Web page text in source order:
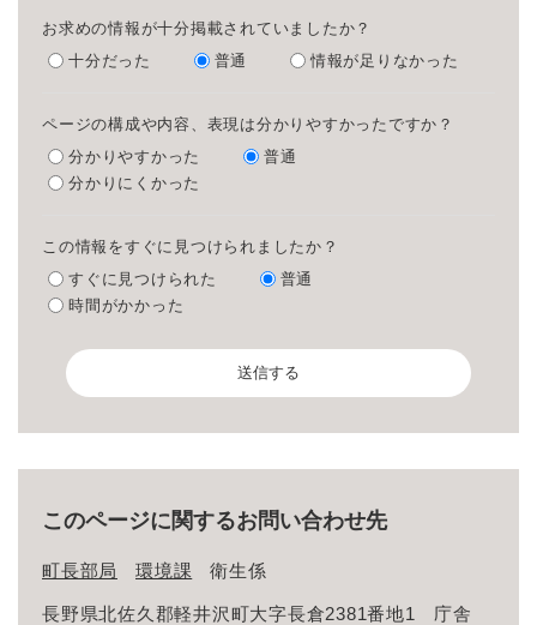
お求めの情報が十分掲載されていましたか？
十分だった
普通 情報が足りなかった
ページの構成や内容、表現は分かりやすかったですか？
分かりやすかった
普通
分かりにくかった
この情報をすぐに見つけられましたか？
すぐに見つけられた
普通
時間がかかった
このページに関するお問い合わせ先
町長部局 環境課 衛生係
長野県北佐久郡軽井沢町大字長倉2381番地1 庁舎